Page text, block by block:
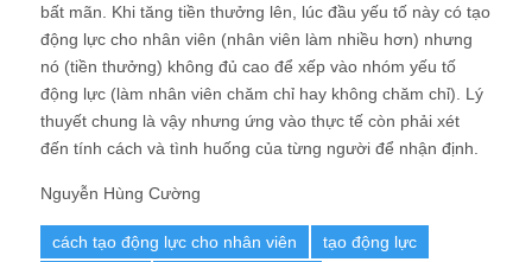
bất mãn. Khi tăng tiền thưởng lên, lúc đầu yếu tố này có tạo
động lực cho nhân viên (nhân viên làm nhiều hơn) nhưng
nó (tiền thưởng) không đủ cao để xếp vào nhóm yếu tố
động lực (làm nhân viên chăm chỉ hay không chăm chỉ). Lý
thuyết chung là vậy nhưng ứng vào thực tế còn phải xét
đến tính cách và tình huống của từng người để nhận định.
Nguyễn Hùng Cường
cách tạo động lực cho nhân viên
tạo động lực